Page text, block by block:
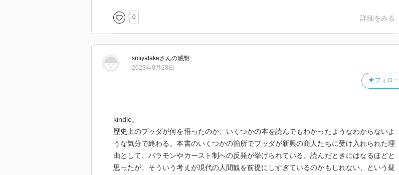
0 詳細をみる
smiyatakeさんの感想
フォロー
2023年8月28日
kindle。
歴史上のブッダが何を悟ったのか、いくつかの本を読んでもわかったようなわからないよ
うな気分で終わる。本書のいくつかの箇所でブッダが新興の商人たちに受け入れられた理
由として、バラモンやカースト制への反発が挙げられている。読んだときにはなるほどと
思ったが、そういう考えが現代の人間観を前提にしすぎているのかもしれない、という疑